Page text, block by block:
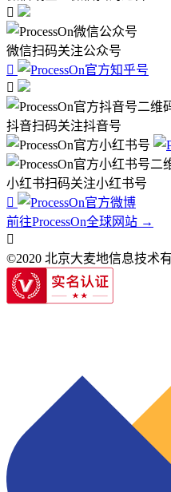

微信扫码关注公众号


抖音扫码关注抖音号
小红书扫码关注小红书号

前往ProcessOn全球网站 →

©2020 北京大麦地信息技术